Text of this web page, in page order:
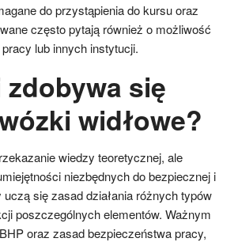
do przystąpienia do kursu oraz
często pytają również o możliwość
lub innych instytucji.
się
widłowe?
wiedzy teoretycznej, ale
niezbędnych do bezpiecznej i
się zasad działania różnych typów
poszczególnych elementów. Ważnym
oraz zasad bezpieczeństwa pracy,